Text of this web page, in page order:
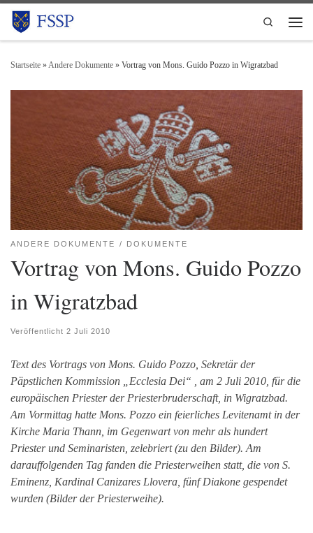
Zum Inhalt springen
Search
Startseite »Andere Dokumente » Vortrag von Mons. Guido Pozzo in Wigratzbad
ANDERE DOKUMENTE DOKUMENTE
Vortrag von Mons. Guido Pozzo
in Wigratzbad
Veröffentlicht 2 Juli 2010
Text des Vortrags von Mons. Guido Pozzo, Sekretär der
Päpstlichen Kommission „Ecclesia Dei“ , am 2 Juli 2010, für die
europäischen Priester der Priesterbruderschaft, in Wigratzbad.
Am Vormittag hatte Mons. Pozzo ein feierliches Levitenamt in der
Kirche Maria Thann, im Gegenwart von mehr als hundert
Priester und Seminaristen, zelebriert (zu den Bilder). Am
darauffolgenden Tag fanden die Priesterweihen statt, die von S.
Eminenz, Kardinal Canizares Llovera, fünf Diakone gespendet
wurden (Bilder der Priesterweihe).